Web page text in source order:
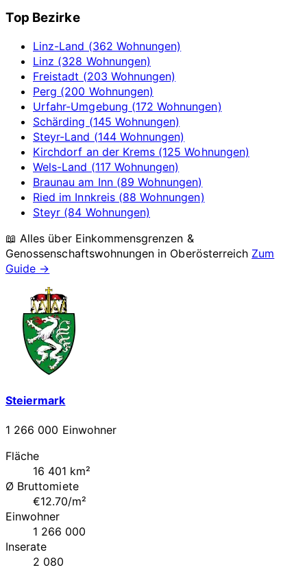
Top Bezirke
Linz-Land (362 Wohnungen)
Linz (328 Wohnungen)
Freistadt (203 Wohnungen)
Perg (200 Wohnungen)
Urfahr-Umgebung (172 Wohnungen)
Schärding (145 Wohnungen)
Steyr-Land (144 Wohnungen)
Kirchdorf an der Krems (125 Wohnungen)
Wels-Land (117 Wohnungen)
Braunau am Inn (89 Wohnungen)
Ried im Innkreis (88 Wohnungen)
Steyr (84 Wohnungen)
📖 Alles über Einkommensgrenzen &
Genossenschaftswohnungen in Oberösterreich Zum
Guide →
Steiermark
1 266 000 Einwohner
Fläche
16 401 km²
Ø Bruttomiete
€12.70/m²
Einwohner
1 266 000
Inserate
2 080